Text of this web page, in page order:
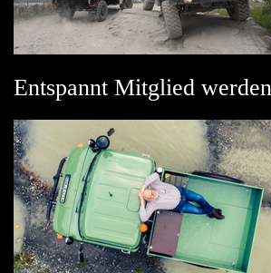
Entspannt Mitglied werden